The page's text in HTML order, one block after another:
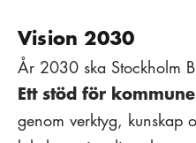
Vision 2030
År 2030 ska Stockholm
Ett stöd för
genom verktyg, kunskap